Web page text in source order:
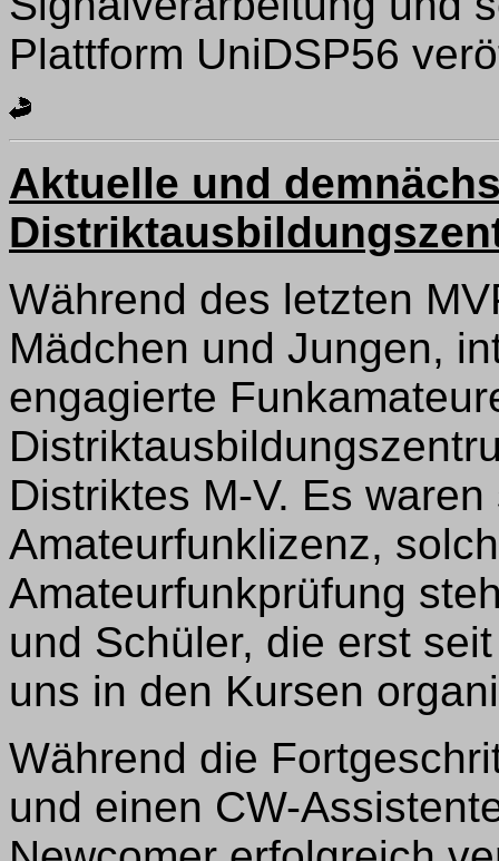
Plattform UniDSP56
Aktuelle und
Während des letzten
Mädchen und Jungen,
engagierte
Distriktes M-V. Es
Amateurfunklizenz,
Amateurfunkprüfung
und Schüler, die erst
uns in den Kursen
Während die
und einen CW-